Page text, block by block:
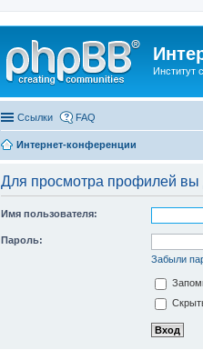
Институт
Ссылки FAQ
Интернет-конференции
Для просмотра профилей
Имя пользователя:
Пароль:
Забыли